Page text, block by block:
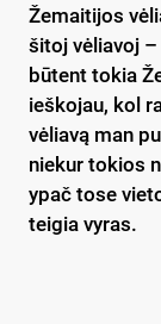
Žemaitijos
šitoj vėliavoj
būtent tokia
ieškojau, kol
vėliavą man
niekur tokios
ypač tose
teigia vyras.